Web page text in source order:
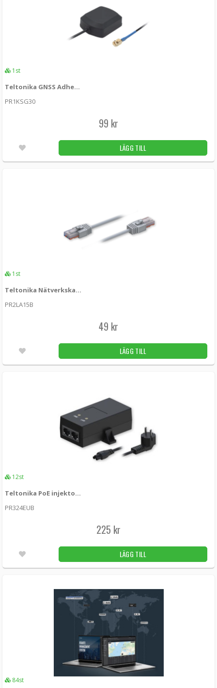
1st
Teltonika GNSS Adhesive SMA Antenna
PR1KSG30
99 kr
LÄGG TILL
1st
Teltonika Nätverkskabel 1.5m - Vit
PR2LA15B
49 kr
LÄGG TILL
12st
Teltonika PoE injektor RUTxxx 24W (EU)
PR324EUB
225 kr
LÄGG TILL
84st